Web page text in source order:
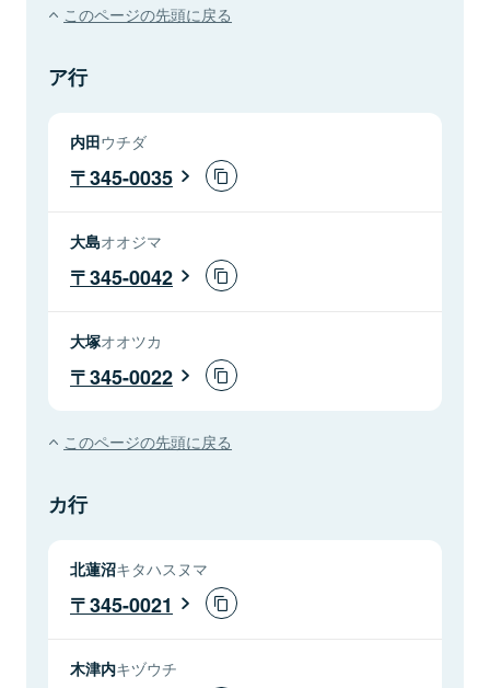
このページの先頭に戻る
ア行
内田ウチダ
345-0035
大島オオジマ
345-0042
大塚オオツカ
345-0022
このページの先頭に戻る
カ行
北蓮沼キタハスヌマ
345-0021
木津内キヅウチ